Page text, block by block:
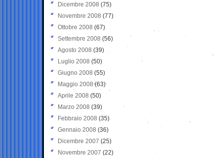
Dicembre 2008 (75)
Novembre 2008 (77)
Ottobre 2008 (67)
Settembre 2008 (56)
Agosto 2008 (39)
Luglio 2008 (50)
Giugno 2008 (55)
Maggio 2008(63)
Aprile 2008 (50)
Marzo 2008 (39)
Febbraio 2008 (35)
Gennaio 2008 (36)
Dicembre 2007 (25)
Novembre 2007 (22)